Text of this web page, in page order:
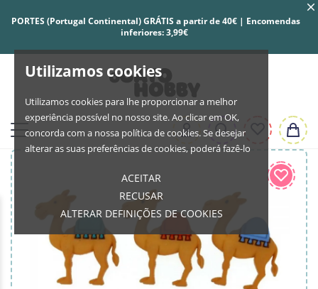
Utilizamos cookies
Utilizamos cookies para lhe proporcionar a melhor
experiência possível no nosso site. Ao clicar em OK,
concorda com a nossa política de cookies. Se desejar
alterar as suas preferências de cookies, poderá fazê-lo
ACEITAR
RECUSAR
ALTERAR DEFINIÇÕES DE COOKIES
PORTES (Portugal Continental) GRÁTIS a partir de 40€ | Encomendas
inferiores: 3,99€